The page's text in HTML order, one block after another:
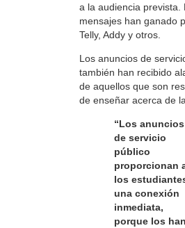
a la audiencia prevista.
mensajes han ganado
Telly, Addy y otros.
Los anuncios de
también han recibido
de aquellos que son
de enseñar acerca de
“Los anuncios
de servicio
público
proporcionan
los
una conexión
inmediata,
porque los han